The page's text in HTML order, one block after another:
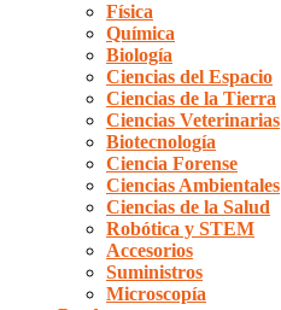
Física
Química
Biología
Ciencias del Espacio
Ciencias de la Tierra
Ciencias Veterinarias
Biotecnología
Ciencia Forense
Ciencias Ambientales
Ciencias de la Salud
Robótica y STEM
Accesorios
Suministros
Microscopía